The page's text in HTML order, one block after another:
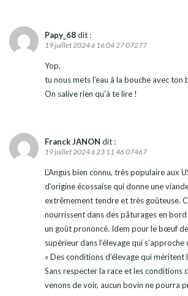
Papy_68dit :
19 juillet 2024 à 16 04 27 07277
Yop,
tu nous mets l’eau à la bouche avec
On salive rien qu’à te lire !
Franck JANON dit :
19 juillet 2024 à 23 11 46 07467
L’Angus bien connu, très populaire aux
d’origine écossaise qui donne une
extrêmement tendre et très goûteuse.
nourrissent dans des pâturages en
un goût prononcé. Idem pour le bœuf
supérieur dans l’élevage qui s’approche
« Des conditions d’élevage qui méritent
Sans respecter la race et les conditions
venons de voir, aucun bovin ne pourra